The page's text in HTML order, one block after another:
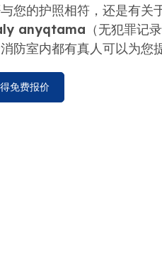
您的护照相符，还是有关
anyqtama （无犯罪记
防室内都有真人可以为您
免费报价